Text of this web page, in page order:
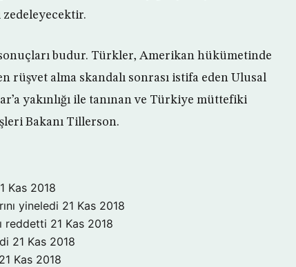
zedeleyecektir.
budur. Türkler, Amerikan hükümetinde
rüşvet alma skandalı sonrası istifa eden Ulusal
yakınlığı ile tanınan ve Türkiye müttefiki
Bakanı Tillerson.
Kas 2018
yineledi 21 Kas 2018
reddetti 21 Kas 2018
21 Kas 2018
21 Kas 2018